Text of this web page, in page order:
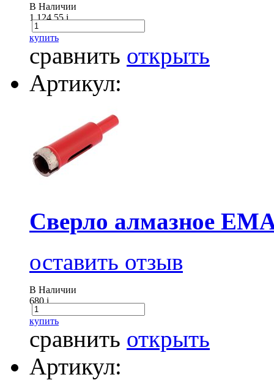
В Наличии
1 124.55i
купить
сравнить открыть
Артикул:
Cверло алмазное
оставить отзыв
В Наличии
680i
купить
сравнить открыть
Артикул: